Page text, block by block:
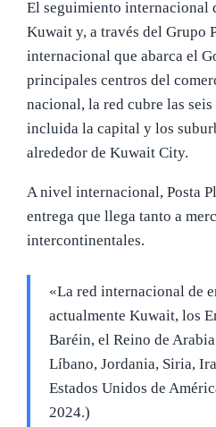
El seguimiento internacional
Kuwait y, a través del Grupo
internacional que abarca el
principales centros del
nacional, la red cubre las
incluida la capital y los
alrededor de Kuwait City.
A nivel internacional, Posta
entrega que llega tanto a
intercontinentales.
«La red internacional de
actualmente Kuwait, los
Baréin, el Reino de
Líbano, Jordania, Siria,
Estados Unidos de
2024.)